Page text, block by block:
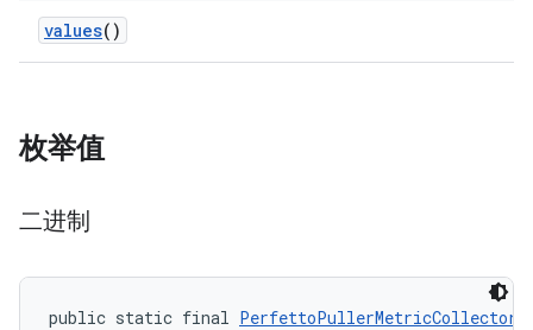
values()
枚举值
二进制
public static final